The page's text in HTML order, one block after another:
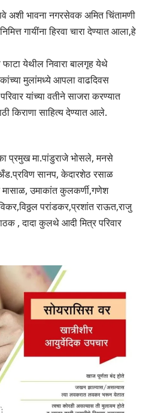
अशी भावना नगरसेवक अमित चिंतामणी
गायींना हिरवा चारा देण्यात आला,हे
येथील निवारा बालगृह येथे
मुलांमध्ये आपला वाढदिवस
यांच्या वतीने साजरा करण्यात
किराणा साहित्य देण्यात आले.
प्रमुख मा.पांडुराजे भोसले, मनसे
सानप, केदारशेठ रसाळ
उमाकांत कुलकर्णी,गणेश
परांडकर,प्रशांत राऊत,राजु
, दादा कुलथे आदी मित्र परिवार